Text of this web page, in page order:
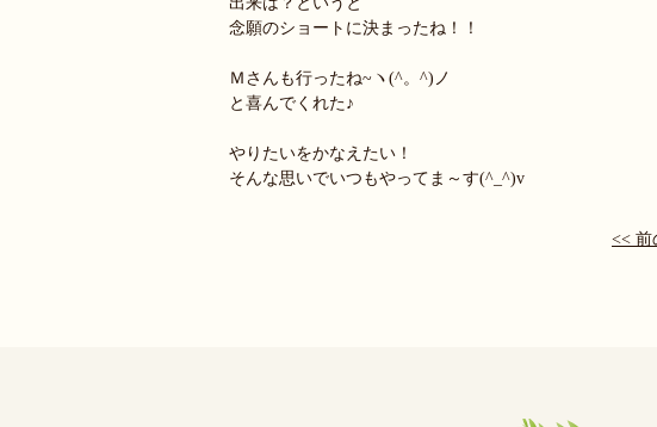
念願のショートに決まったね！！
Ｍさんも行ったね~ヽ(^。^)ノ
と喜んでくれた♪
やりたいをかなえたい！
そんな思いでいつもやってま～す(^_^)v
<< 前